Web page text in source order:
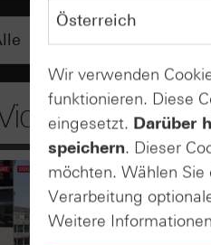
Wir verwenden
funktionieren. Diese
eingesetzt. Darüber
speichern. Dieser
möchten. Wählen Sie
Verarbeitung
Weitere